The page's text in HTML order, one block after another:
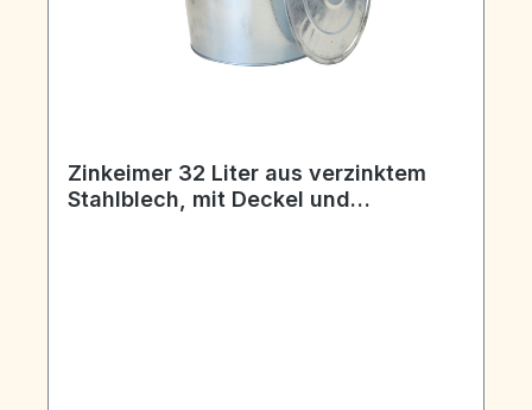
Zinkeimer 32 Liter aus verzinktem
Stahlblech, mit Deckel und